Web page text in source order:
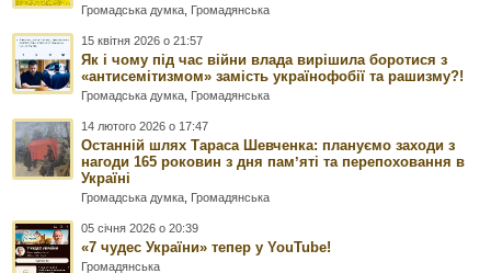
Громадська думка Громадянська
15 квітня 2026 о 21:57
Як і чому під час війни влада вирішила боротися з
«антисемітизмом» замість українофобії та рашизму?!
Громадська думка Громадянська
14 лютого 2026 о 17:47
Останній шлях Тараса Шевченка: плануємо заходи з
нагоди 165 роковин з дня памʼяті та перепоховання в
Україні
Громадська думка Громадянська
05 січня 2026 о 20:39
«7 чудес України» тепер у YouTube!
Громадянська